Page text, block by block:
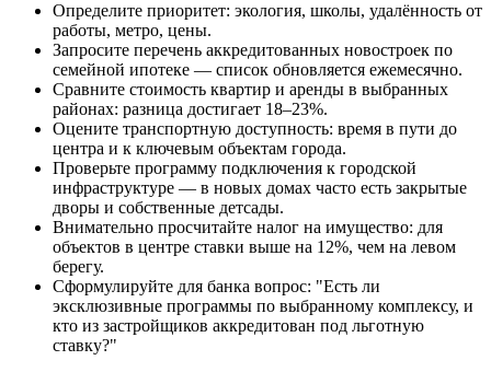
Определите приоритет: экология, школы, удалённость от
работы, метро, цены.
Запросите перечень аккредитованных новостроек по
семейной ипотеке — список обновляется ежемесячно.
Сравните стоимость квартир и аренды в выбранных
районах: разница достигает 18–23%.
Оцените транспортную доступность: время в пути до
центра и к ключевым объектам города.
Проверьте программу подключения к городской
инфраструктуре — в новых домах часто есть закрытые
дворы и собственные детсады.
Внимательно просчитайте налог на имущество: для
объектов в центре ставки выше на 12%, чем на левом
берегу.
Сформулируйте для банка вопрос: "Есть ли
эксклюзивные программы по выбранному комплексу, и
кто из застройщиков аккредитован под льготную
ставку?"